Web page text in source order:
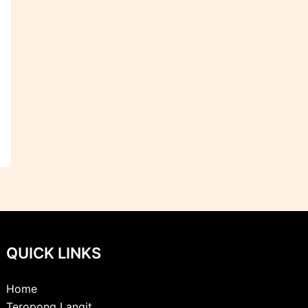
QUICK LINKS
Home